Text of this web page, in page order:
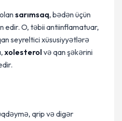
sarımsaq, bədən üçün
edir. O, təbii antiinflamatuar,
seyreltici xüsusiyyətlərə
xolesterolvə qan şəkərini
qrip və digər